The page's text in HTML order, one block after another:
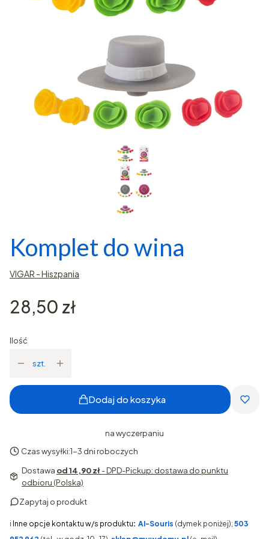
Komplet do wina
VIGAR - Hiszpania
Cena
28,50 zł
Ilość
szt.
Dodaj do koszyka
na wyczerpaniu
Czas wysyłki:1-3 dni roboczych
Dostawa od 14,90 zł- DPD-Pickup: dostawa do punktu
odbioru (Polska)
Zapytaj o produkt
ℹ️ Inne opcje kontaktu w/s produktu: AI-Souris (dymek poniżej); 503